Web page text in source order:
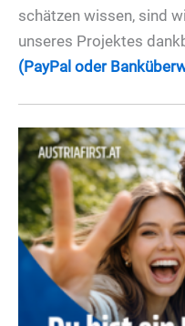
schätzen wissen, sind
unseres Projektes
(PayPal oder